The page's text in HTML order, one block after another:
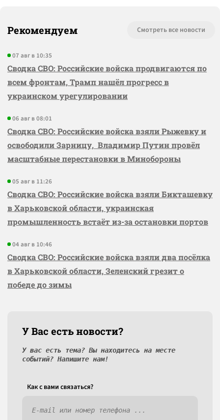
Рекомендуем Смотреть все новости
07 авг в 10:35
Сводка СВО: Российские войска продвигаются по
всем фронтам, Трамп нашёл прогресс в
украинском урегулировании
06 авг в 08:01
Сводка СВО: Российские войска взяли Рыжевку и
освободили Зарницу, Владимир Путин провёл
масштабные перестановки в Минобороны
05 авг в 11:26
Сводка СВО: Российские войска взяли Бикташевку
в Харьковской области, украинская
промышленность встаёт из-за остановки портов
04 авг в 10:46
Сводка СВО: Российские войска взяли два посёлка
в Харьковской области, Зеленский грезит о
победе до зимы
У Вас есть новости?
У вас есть тема? Вы находитесь на месте
событий? Напишите нам!
Как c вами связаться?